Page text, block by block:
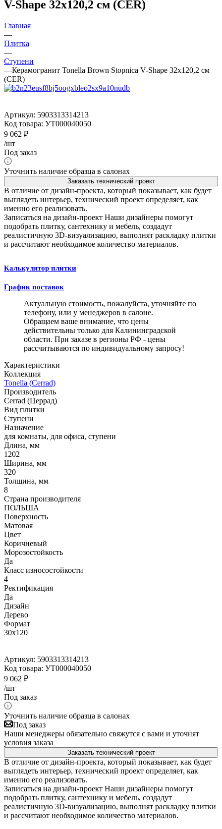
V-Shape 32x120,2 см (CER)
Главная
—
Плитка
—
Ступени
—Керамогранит Tonella Brown Stopnica V-Shape 32x120,2 см
(CER)
Артикул: 5903313314213
Код товара: УТ000040050
9 062 ₽
/шт
Под заказ
Уточнить наличие образца в салонах
Заказать технический проект
В отличие от дизайн-проекта, который показывает, как будет
выглядеть интерьер, технический проект определяет, как
именно его реализовать.
Записаться на дизайн-проект Наши дизайнеры помогут
подобрать плитку, сантехнику и мебель, создадут
реалистичную 3D-визуализацию, выполнят раскладку плитки
и рассчитают необходимое количество материалов.
Калькулятор плитки
График поставок
Актуальную стоимость, пожалуйста, уточняйте по
телефону, или у менеджеров в салоне.
Обращаем ваше внимание, что цены
действительны только для Калининградской
области. При заказе в регионы РФ - цены
рассчитываются по индивидуальному запросу!
Характеристики
Коллекция
Tonella (Cerrad)
Производитель
Cerrad (Церрад)
Вид плитки
Ступени
Назначение
для комнаты, для офиса, ступени
Длина, мм
1202
Ширина, мм
320
Толщина, мм
8
Страна производителя
ПОЛЬША
Поверхность
Матовая
Цвет
Коричневый
Морозостойкость
Да
Класс износостойкости
4
Ректификация
Да
Дизайн
Дерево
Формат
30x120
Артикул: 5903313314213
Код товара: УТ000040050
9 062 ₽
/шт
Под заказ
Уточнить наличие образца в салонах
Под заказ
Наши менеджеры обязательно свяжутся с вами и уточнят
условия заказа
Заказать технический проект
В отличие от дизайн-проекта, который показывает, как будет
выглядеть интерьер, технический проект определяет, как
именно его реализовать.
Записаться на дизайн-проект Наши дизайнеры помогут
подобрать плитку, сантехнику и мебель, создадут
реалистичную 3D-визуализацию, выполнят раскладку плитки
и рассчитают необходимое количество материалов.